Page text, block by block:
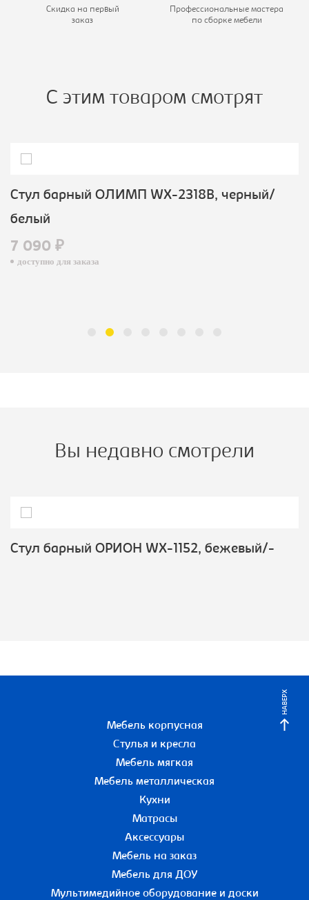
Скидка на первый
заказ
Профессиональные мастера
по сборке мебели
С этим товаром смотрят
Стул барный ОЛИМП WX-2318B, черный/
белый
7 090 ₽
доступно для заказа
Вы недавно смотрели
Стул барный ОРИОН WX-1152, бежевый/-
НАВЕРХ
Мебель корпусная
Стулья и кресла
Мебель мягкая
Мебель металлическая
Кухни
Матрасы
Аксессуары
Мебель на заказ
Мебель для ДОУ
Мультимедийное оборудование и доски